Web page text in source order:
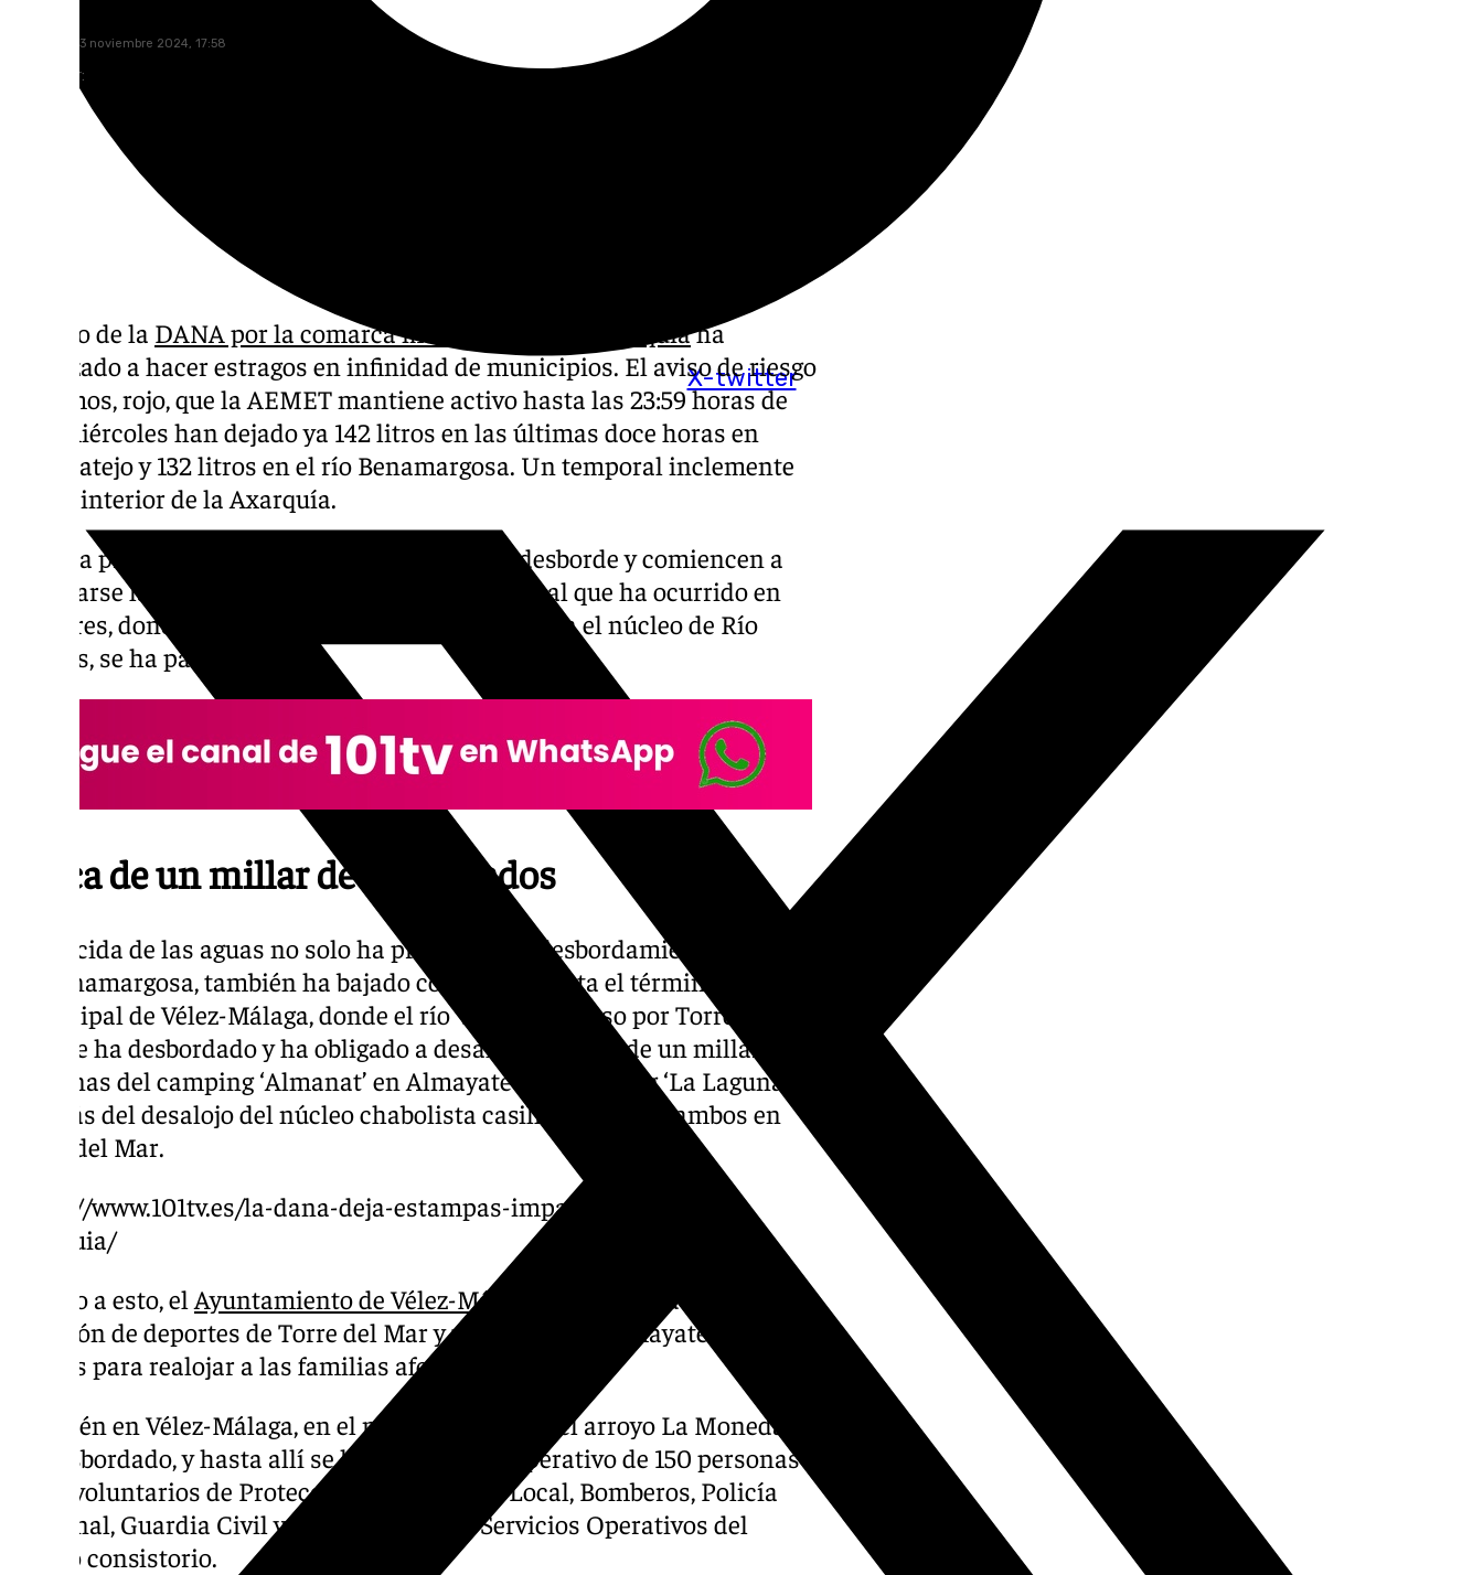
X-twitter
miércoles, 13 noviembre 2024, 17:58
Compartir:
El paso de la DANA por la comarca malagueña de la Axarquíaha
empezado a hacer estragos en infinidad de municipios. El aviso de riesgo
extremos, rojo, que la AEMET mantiene activo hasta las 23:59 horas de
este miércoles han dejado ya 142 litros en las últimas doce horas en
Alfarnatejo y 132 litros en el río Benamargosa. Un temporal inclemente
con el interior de la Axarquía.
Esto ha provocado que el río Benamargosa, se desborde y comiencen a
inundarse las partes más bajas del pueblo; al igual que ha ocurrido en
Comares, donde el puente colgante de Los Pérez, en el núcleo de Río
Cuevas, se ha partido.
Cerca de un millar de desalojados
La crecida de las aguas no solo ha provocado el desbordamiento del río
en Benamargosa, también ha bajado con fuerza hasta el término
municipal de Vélez-Málaga, donde el río Vélez, a su paso por Torre del
Mar, se ha desbordado y ha obligado a desalojar a cerca de un millar de
personas del camping ‘Almanat’ en Almayate y el camping ‘La Laguna’;
además del desalojo del núcleo chabolista casillas de la vía, ambos en
Torre del Mar.
https://www.101tv.es/la-dana-deja-estampas-impactantes-en-la-
axarquia/
Debido a esto, el Ayuntamiento de Vélez-Málaga
ha habilitado el
pabellón de deportes de Torre del Mar y un colegio de Almayate como
puntos para realojar a las familias afectadas.
También en Vélez-Málaga, en el núcleo de Triana, el arroyo La Moneda se
ha desbordado, y hasta allí se ha desplazo un operativo de 150 personas
entre voluntarios de Protección Civil, Policía Local, Bomberos, Policía
Nacional, Guardia Civil y miembros de los Servicios Operativos del
propio consistorio.